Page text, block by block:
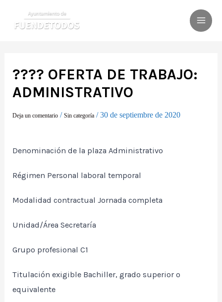
???? OFERTA DE TRABAJO:
ADMINISTRATIVO
Deja un comentario /Sin categoría /30 de septiembre de 2020
Denominación de la plaza Administrativo
Régimen Personal laboral temporal
Modalidad contractual Jornada completa
Unidad/Área Secretaría
Grupo profesional C1
Titulación exigible Bachiller, grado superior o
equivalente